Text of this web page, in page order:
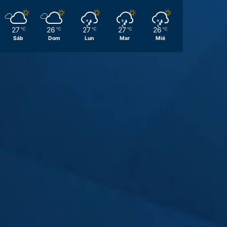
27 ℃
Sáb
26 ℃
Dom
27 ℃
Lun
27 ℃
Mar
26 ℃
Mié